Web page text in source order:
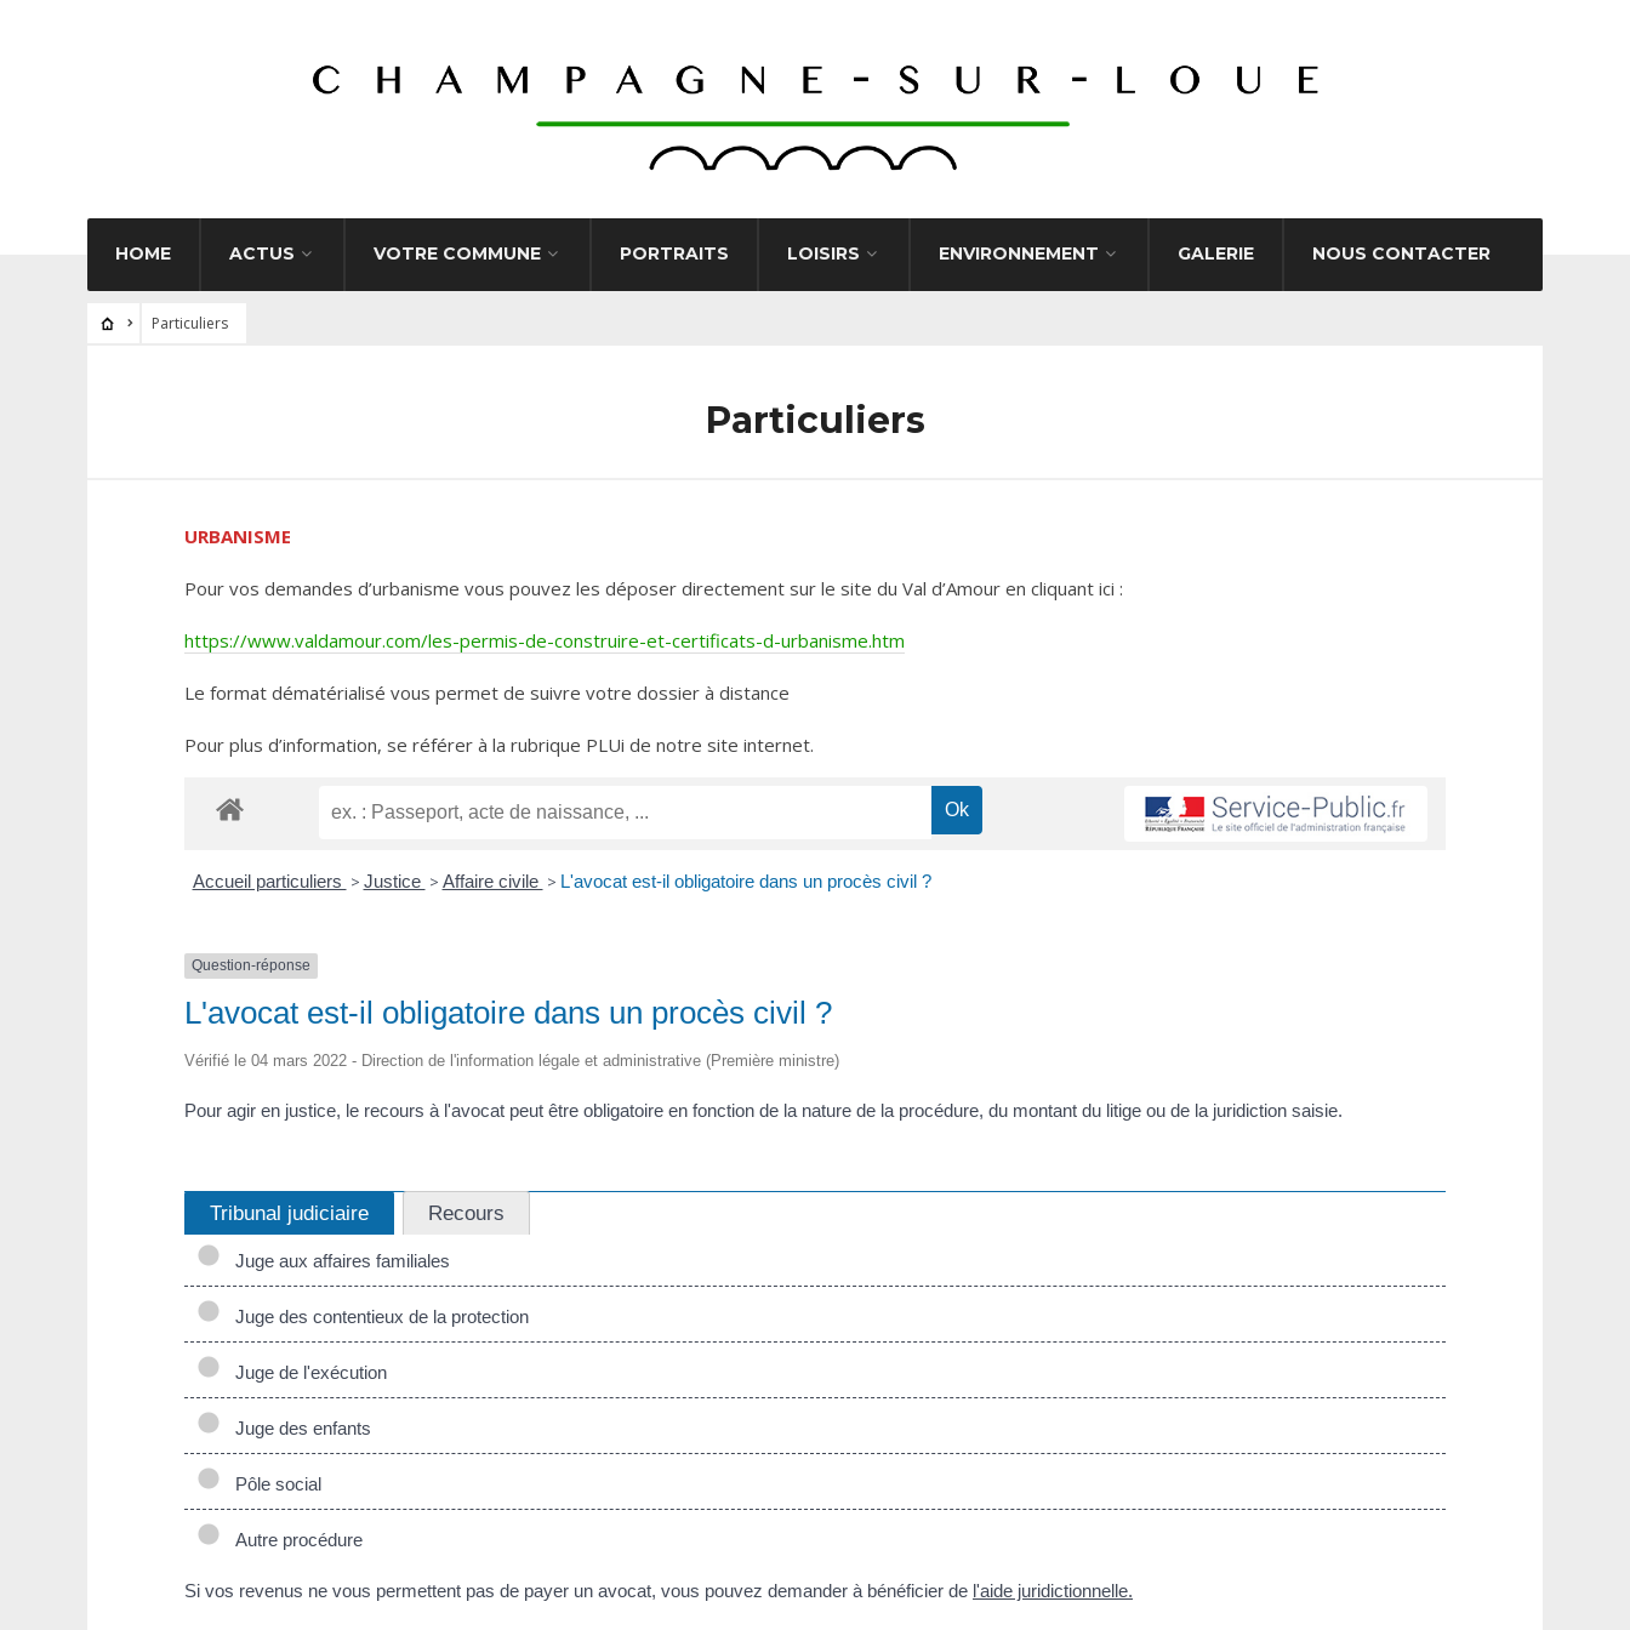
HOME ACTUS VOTRE COMMUNE PORTRAITS LOISIRS ENVIRONNEMENT GALERIE NOUS CONTACTER
Particuliers
Particuliers
URBANISME
Pour vos demandes d’urbanisme vous pouvez les déposer directement sur le site du Val d’Amour en cliquant ici :
https://www.valdamour.com/les-permis-de-construire-et-certificats-d-urbanisme.htm
Le format dématérialisé vous permet de suivre votre dossier à distance
Pour plus d’information, se référer à la rubrique PLUi de notre site internet.
Accueil particuliers > Justice > Affaire civile > L'avocat est-il obligatoire dans un procès civil ?
Question-réponse
L'avocat est-il obligatoire dans un procès civil ?
Vérifié le 04 mars 2022 - Direction de l'information légale et administrative (Première ministre)
Pour agir en justice, le recours à l'avocat peut être obligatoire en fonction de la nature de la procédure, du montant du litige ou de la juridiction saisie.
Tribunal judiciaire Recours
Juge aux affaires familiales
Juge des contentieux de la protection
Juge de l'exécution
Juge des enfants
Pôle social
Autre procédure
Si vos revenus ne vous permettent pas de payer un avocat, vous pouvez demander à bénéficier de l'aide juridictionnelle.